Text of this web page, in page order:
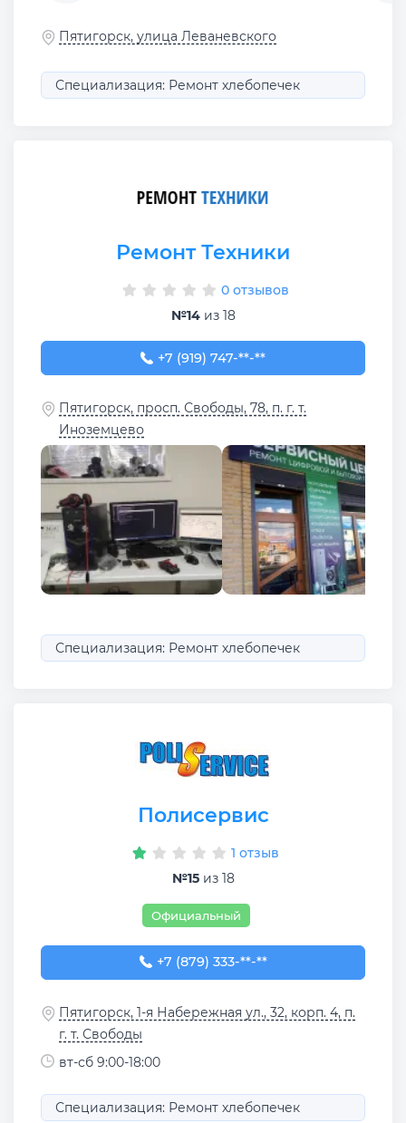
Пятигорск, улица Леваневского
Специализация: Ремонт хлебопечек
Ремонт Техники
0 отзывов
№14из 18
+7 (919) 747-94-50
+7 (919) 747-**-**
Пятигорск, просп. Свободы, 78, п. г. т.
Иноземцево
Специализация: Ремонт хлебопечек
Полисервис
1 отзыв
№15из 18
Официальный
+7 (879) 333-17-29
+7 (879) 333-**-**
Пятигорск, 1-я Набережная ул., 32, корп. 4, п.
г. т. Свободы
вт-сб 9:00-18:00
Специализация: Ремонт хлебопечек